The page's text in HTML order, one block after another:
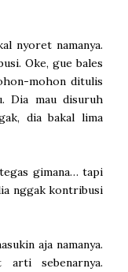
nyoret namanya.
Oke, gue bales
mohon ditulis
Dia mau disuruh
dia bakal lima
gimana… tapi
nggak kontribusi
aja namanya.
sebenarnya.